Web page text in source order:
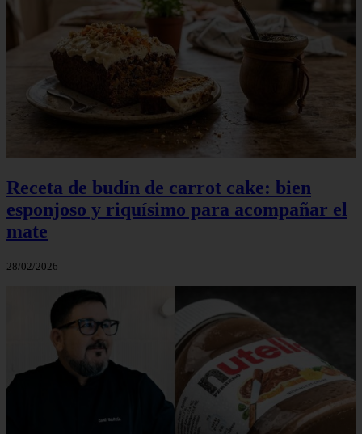
Receta de budín de carrot cake: bien
esponjoso y riquísimo para acompañar el
mate
28/02/2026